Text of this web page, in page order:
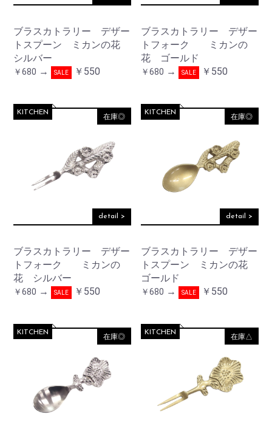
ブラスカトラリー デザー
トスプーン ミカンの花
シルバー
￥680 → SALE ￥550
ブラスカトラリー デザー
トフォーク ミカンの
花 ゴールド
￥680 → SALE ￥550
在庫◎
detail >
ブラスカトラリー デザー
トフォーク ミカンの
花 シルバー
KITCHEN
￥680 → SALE ￥550
在庫◎
detail >
ブラスカトラリー デザー
トスプーン ミカンの花
ゴールド
KITCHEN
￥680 → SALE ￥550
在庫◎
KITCHEN 在庫△
KITCHEN